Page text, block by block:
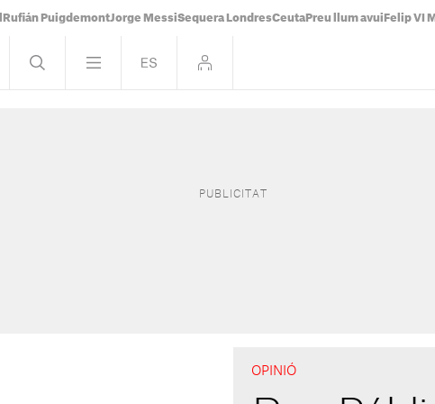
Rufián PuigdemontJorge MessiSequera LondresCeuta Preu llum avui Felip VI
OPINIÓ